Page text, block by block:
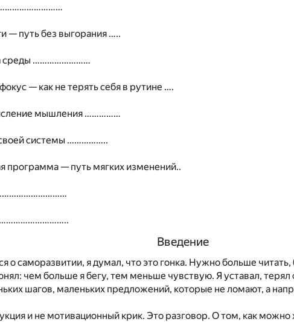
— путь без выгорания …..
среды ……………………
— как не терять себя в рутине ….
мышления ……………
системы ……………..
программа — путь мягких изменений..
Введение
о саморазвитии, я думал, что это гонка. Нужно больше
чем больше я бегу, тем меньше чувствую. Я уставал, терял
шагов, маленьких предложений, которые не ломают, а
и не мотивационный крик. Это разговор. О том, как